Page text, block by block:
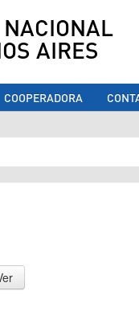
NACIONAL
AIRES
COOPERADORA
aquí